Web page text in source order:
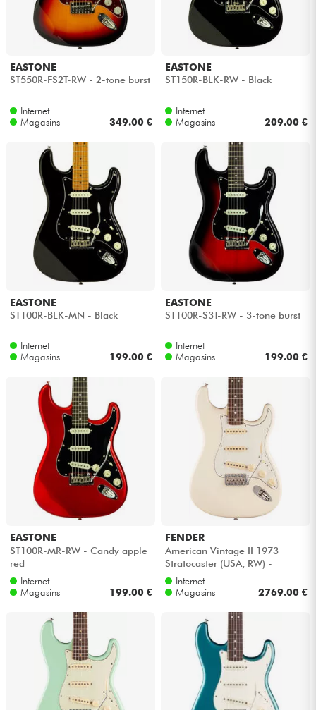
EASTONE
ST550R-FS2T-RW - 2-tone burst
Internet
Magasins
349.00 €
EASTONE
ST150R-BLK-RW - Black
Internet
Magasins
209.00 €
EASTONE
ST100R-BLK-MN - Black
Internet
Magasins
199.00 €
EASTONE
ST100R-S3T-RW - 3-tone burst
Internet
Magasins
199.00 €
EASTONE
ST100R-MR-RW - Candy apple
red
Internet
Magasins
199.00 €
FENDER
American Vintage II 1973
Stratocaster (USA, RW) -
Olympic white
Internet
Magasins
2769.00 €